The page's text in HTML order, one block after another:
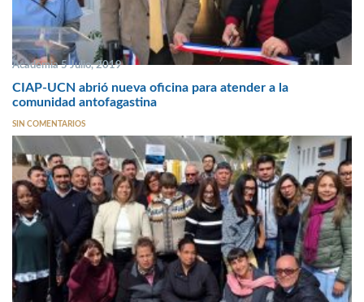
Academia 5 Julio, 2019
CIAP-UCN abrió nueva oficina para atender a la
comunidad antofagastina
SIN COMENTARIOS